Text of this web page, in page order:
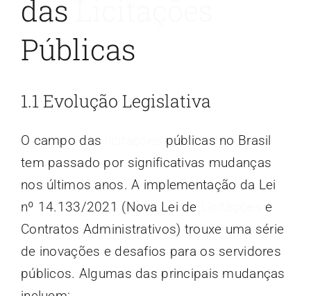
das
Públicas
1.1 Evolução Legislativa
O campo das
públicas no Brasil
tem passado por significativas mudanças
nos últimos anos. A implementação da Lei
nº 14.133/2021 (Nova Lei de
e
Contratos Administrativos) trouxe uma série
de inovações e desafios para os servidores
públicos. Algumas das principais mudanças